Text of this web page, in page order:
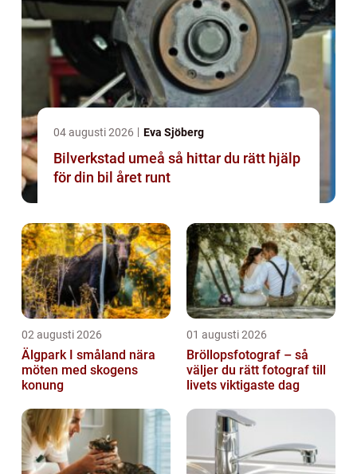
04 augusti 2026 Eva Sjöberg
Bilverkstad umeå så hittar du rätt hjälp
för din bil året runt
02 augusti 2026
Älgpark I småland nära
möten med skogens
konung
01 augusti 2026
Bröllopsfotograf – så
väljer du rätt fotograf till
livets viktigaste dag